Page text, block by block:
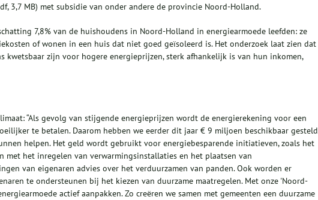
3,7 MB) met subsidie van onder andere de provincie Noord-Holland.
7,8% van de huishoudens in Noord-Holland in energiearmoede leefden: ze
of wonen in een huis dat niet goed geïsoleerd is. Het onderzoek laat zien dat
kwetsbaar zijn voor hogere energieprijzen, sterk afhankelijk is van hun inkomen,
“Als gevolg van stijgende energieprijzen wordt de energierekening voor een
te betalen. Daarom hebben we eerder dit jaar € 9 miljoen beschikbaar gesteld
helpen. Het geld wordt gebruikt voor energiebesparende initiatieven, zoals het
met het inregelen van verwarmingsinstallaties en het plaatsen van
van eigenaren advies over het verduurzamen van panden. Ook worden er
te ondersteunen bij het kiezen van duurzame maatregelen. Met onze 'Noord-
actief aanpakken. Zo creëren we samen met gemeenten een duurzame